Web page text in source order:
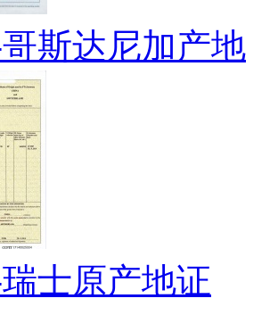
斯达尼加产地
士原产地证